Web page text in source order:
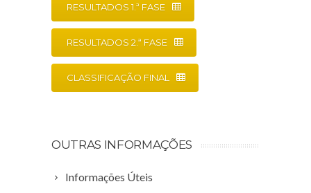
RESULTADOS 1.ª FASE
RESULTADOS 2.ª FASE
CLASSIFICAÇÃO FINAL
OUTRAS INFORMAÇÕES
Informações Úteis